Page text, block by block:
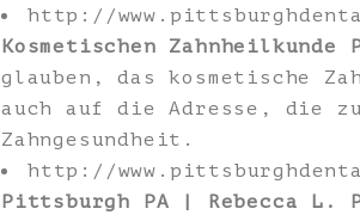
http://
Kosmetischen
glauben, das kosmetische
auch auf die Adresse, die
Zahngesundheit.
http://
Pittsburgh PA | Rebecca L.